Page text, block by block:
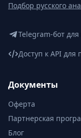
Подбор русского
Telegram-бот
Доступ к API для
Документы
Оферта
Партнерская
Блог